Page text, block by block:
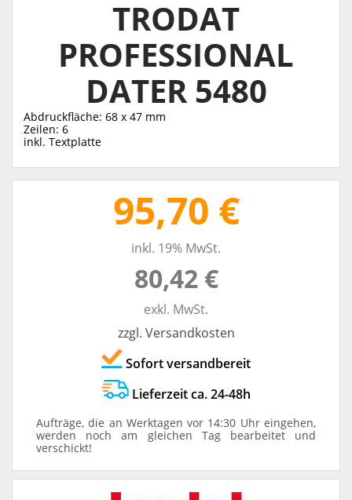
TRODAT
PROFESSIONAL
DATER 5480
Abdruckfläche: 68 x 47 mm
Zeilen: 6
inkl. Textplatte
95,70 €
inkl. 19% MwSt.
80,42 €
exkl. MwSt.
zzgl. Versandkosten
Sofort versandbereit
Lieferzeit ca. 24-48h
Aufträge, die an Werktagen vor 14:30 Uhr eingehen,
werden noch am gleichen Tag bearbeitet und
verschickt!